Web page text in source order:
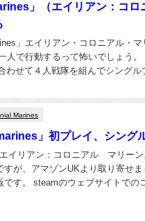
」（エイリアン：コロ
」エイリアン・コロニアル・
人で行動するって怖いでしょう
わせて４人戦隊を組んでシングル
Marines
」初プレイ、シング
イリアン：コロニアル マリーン
が、アマゾンUKより取り寄せ
す。 steamのウェブサイトでの